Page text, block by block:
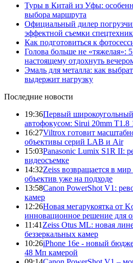
Туры в Китай из Уфы:
выбора маршрута
Официальный дилер
эффектной съемки
Как подготовиться к
Голова больше не «тяжелая»:
настоящему отдохнуть
Эмаль для металла: как
выдержит нагрузку
Последние новости
19:36Первый
автофокусом: Sirui 20mm T1.8
16:27Viltrox готовит
объективы серий LAB и Air
15:03Panasonic Lumix S1R II:
видеосъемке
14:32Zeiss возвращается в
объектив уже на подходе
13:58Canon PowerShot V1:
камер
12:26Новая мегарукоятка от
инновационное решение для
11:41 Zeiss Otus ML: новая
беззеркальных камер
10:26iPhone 16e - новый
48 Мп камерой